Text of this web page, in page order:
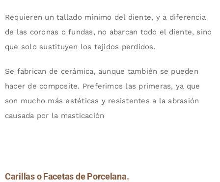
Requieren un tallado mínimo del diente, y a diferencia
de las coronas o fundas, no abarcan todo el diente, sino
que solo sustituyen los tejidos perdidos.
Se fabrican de cerámica, aunque también se pueden
hacer de composite. Preferimos las primeras, ya que
son mucho más estéticas y resistentes a la abrasión
causada por la masticación
Carillas o Facetas de Porcelana.